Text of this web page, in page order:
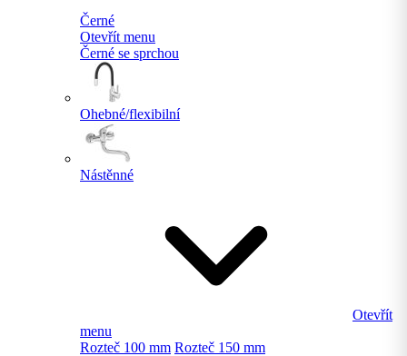
Černé
Otevřít menu
Černé se sprchou
Ohebné/flexibilní
Nástěnné
Otevřít
menu
Rozteč 100 mm Rozteč 150 mm